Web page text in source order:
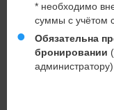
* необходимо
суммы с учётом
Обязательна
бронировании